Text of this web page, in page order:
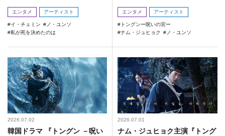
エンタメ アーティスト
イ・チェミン
ノ・ユンソ
私が死を決めたのは
エンタメ アーティスト
トングンー呪いの宮ー
ナム・ジュヒョク
ノ・ユンソ
2026.07.02
韓国ドラマ 『トングン －呪い
2026.07.01
ナム・ジュヒョク主演『トング